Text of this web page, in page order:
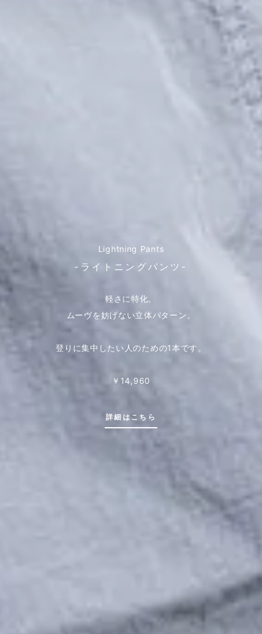
Lightning Pants
-ライトニングパンツ-
軽さに特化。
ムーヴを妨げない立体パターン。
登りに集中したい人のための1本です。
￥14,960
詳細はこちら